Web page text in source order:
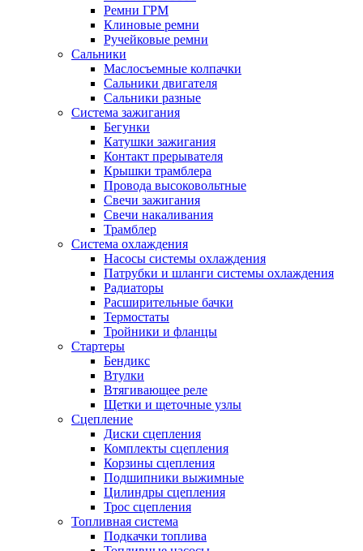
Ремни ГРМ
Клиновые ремни
Ручейковые ремни
Сальники
Маслосъемные колпачки
Сальники двигателя
Сальники разные
Система зажигания
Бегунки
Катушки зажигания
Контакт прерывателя
Крышки трамблера
Провода высоковольтные
Свечи зажигания
Свечи накаливания
Трамблер
Система охлаждения
Насосы системы охлаждения
Патрубки и шланги системы охлаждения
Радиаторы
Расширительные бачки
Термостаты
Тройники и фланцы
Стартеры
Бендикс
Втулки
Втягивающее реле
Щетки и щеточные узлы
Сцепление
Диски сцепления
Комплекты сцепления
Корзины сцепления
Подшипники выжимные
Цилиндры сцепления
Трос сцепления
Топливная система
Подкачки топлива